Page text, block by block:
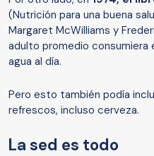
(Nutrición para una buena
Margaret McWilliams y
adulto promedio
agua al día.
Pero esto también podía
refrescos, incluso cerveza.
La sed es todo